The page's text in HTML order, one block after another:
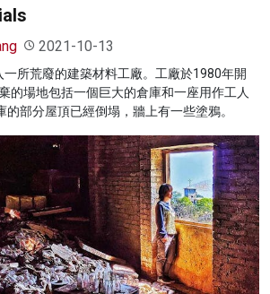
2021-10-13
所荒廢的建築材料工廠。工廠於1980年開
的場地包括一個巨大的倉庫和一座用作工人
部分屋頂已經倒塌，牆上有一些塗鴉。